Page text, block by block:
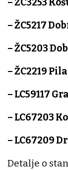
– ŽC3253
– ŽC5217
– ŽC5203
– ŽC2219
– LC59117
– LC67203
– LC67209
Detalje o